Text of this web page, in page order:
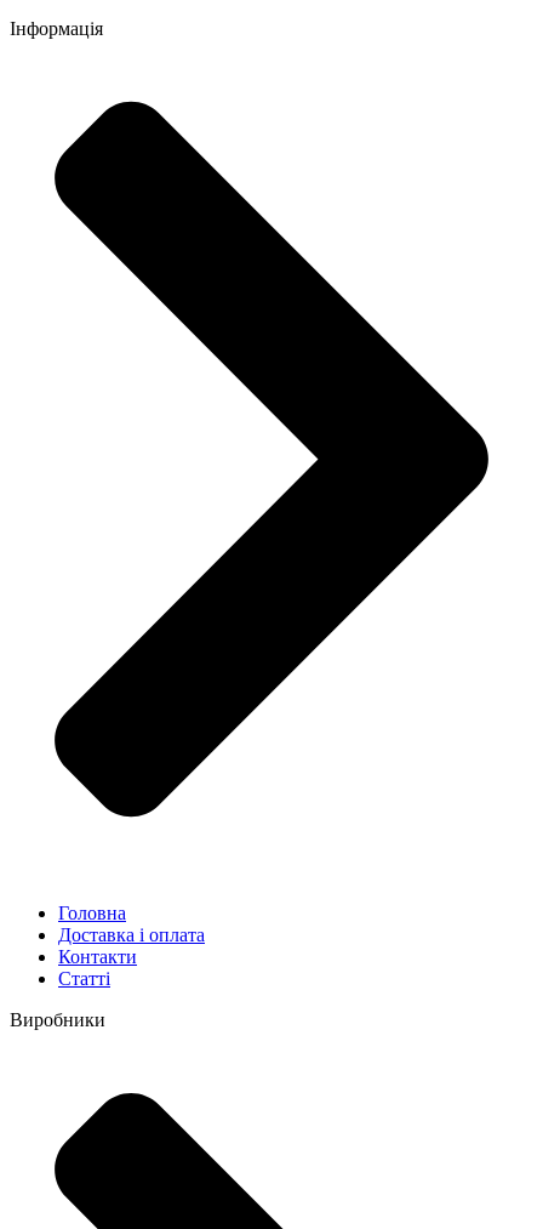
Інформація
Головна
Доставка і оплата
Контакти
Статті
Виробники